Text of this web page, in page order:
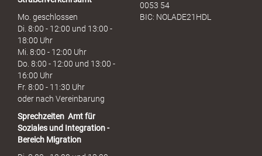
Mo. geschlossen
Di. 8:00 - 12:00 und 13:00 -
18:00 Uhr
Mi. 8:00 - 12:00 Uhr
Do. 8:00 - 12:00 und 13:00 -
16:00 Uhr
Fr. 8:00 - 11:30 Uhr
oder nach Vereinbarung
Sprechzeiten Amt für
Soziales und Integration -
Bereich Migration
0053 54
BIC: NOLADE21HDL